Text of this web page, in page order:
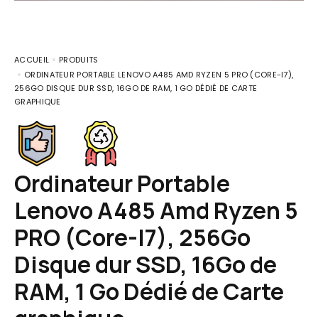
ACCUEIL
PRODUITS
ORDINATEUR PORTABLE LENOVO A485 AMD RYZEN 5 PRO (CORE-I7),
256GO DISQUE DUR SSD, 16GO DE RAM, 1 GO DÉDIÉ DE CARTE
GRAPHIQUE
Ordinateur Portable
Lenovo A485 Amd Ryzen 5
PRO (Core-I7), 256Go
Disque dur SSD, 16Go de
RAM, 1 Go Dédié de Carte